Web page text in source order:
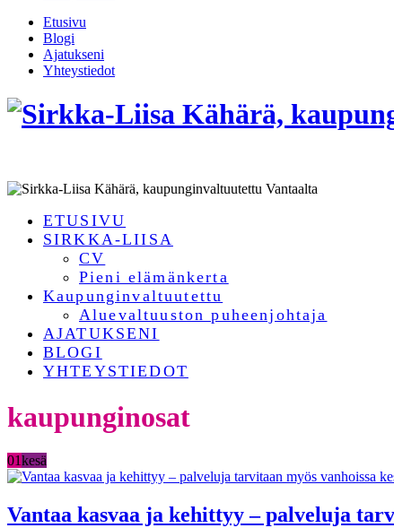
Etusivu
Blogi
Ajatukseni
Yhteystiedot
ETUSIVU
SIRKKA-LIISA
CV
Pieni elämänkerta
Kaupunginvaltuutettu
Aluevaltuuston puheenjohtaja
AJATUKSENI
BLOGI
YHTEYSTIEDOT
kaupunginosat
01kesä
Vantaa kasvaa ja kehittyy – palveluja